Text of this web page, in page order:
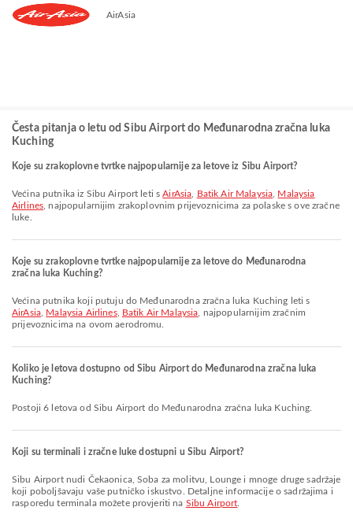
AirAsia
Česta pitanja o letu od Sibu Airport do Međunarodna zračna luka
Kuching
Koje su zrakoplovne tvrtke najpopularnije za letove iz Sibu Airport?
Većina putnika iz Sibu Airport leti sAirAsia Batik Air Malaysia Malaysia
Airlines , najpopularnijim zrakoplovnim prijevoznicima za polaske s ove zračne
luke.
Koje su zrakoplovne tvrtke najpopularnije za letove do Međunarodna
zračna luka Kuching?
Većina putnika koji putuju do Međunarodna zračna luka Kuching leti s
AirAsia, Malaysia Airlines, Batik Air Malaysia , najpopularnijim zračnim
prijevoznicima na ovom aerodromu.
Koliko je letova dostupno od Sibu Airport do Međunarodna zračna luka
Kuching?
Postoji 6 letova od Sibu Airport do Međunarodna zračna luka Kuching.
Koji su terminali i zračne luke dostupni u Sibu Airport?
Sibu Airport nudi Čekaonica, Soba za molitvu, Lounge i mnoge druge sadržaje
koji poboljšavaju vaše putničko iskustvo. Detaljne informacije o sadržajima i
rasporedu terminala možete provjeriti na Sibu Airport